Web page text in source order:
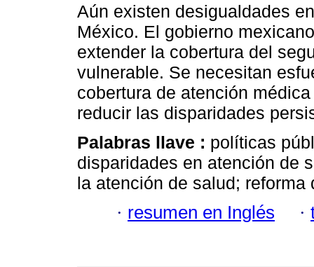
Aún existen desigualdades
México. El gobierno
extender la cobertura del
vulnerable. Se necesitan
cobertura de atención
reducir las disparidades
Palabras llave : políticas
disparidades en atención de
la atención de salud;
· resumen en Inglés ·